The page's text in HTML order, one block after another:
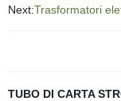
Next:Trasformatori
TUBO DI CARTA